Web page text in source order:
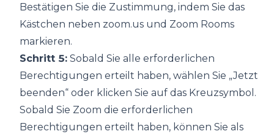
Bestätigen Sie die Zustimmung, indem Sie das
Kästchen neben zoom.us und Zoom Rooms
markieren.
Schritt 5: Sobald Sie alle erforderlichen
Berechtigungen erteilt haben, wählen Sie „Jetzt
beenden“ oder klicken Sie auf das Kreuzsymbol.
Sobald Sie Zoom die erforderlichen
Berechtigungen erteilt haben, können Sie als